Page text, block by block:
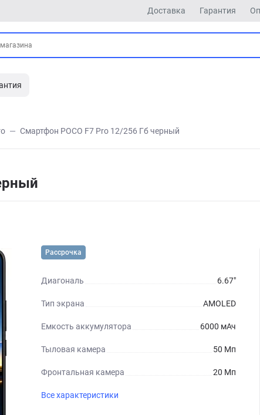
Доставка Гарантия
Смартфон POCO F7 Pro 12/256 Гб черный
Рассрочка
Диагональ 6.67"
Тип экрана AMOLED
Емкость аккумулятора 6000 мАч
Тыловая камера 50 Мп
Фронтальная камера 20 Мп
Все характеристики